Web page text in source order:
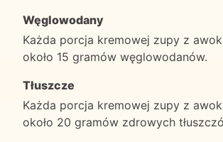
Węglowodany
Każda porcja kremowej zupy z
około 15 gramów węglowodanów.
Tłuszcze
Każda porcja kremowej zupy z
około 20 gramów zdrowych